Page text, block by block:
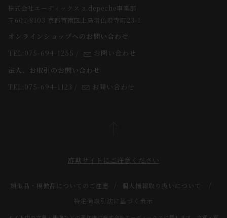
お届けについて
よくあるご質問
求人情報
法人のお客様
スタッフ
株式会社エーディックス a.depeche事業部
〒601-8103 京都市南区上鳥羽仏現寺町23-1
オンラインショップへのお問い合わせ
TEL:075-694-1255
お問い合わせ
法人、お取引のお問い合わせ
TEL:075-694-1123
お問い合わせ
詐欺サイトにご注意ください
類似品・模倣品についてのご注意
個人情報取り扱いについて
特定商取引法に基づく表示